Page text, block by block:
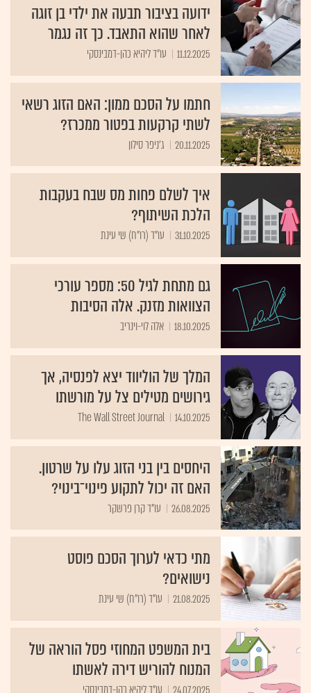
ידועה בציבור תבעה את ילדי בן זוגה
לאחר שהוא התאבד. כך זה נגמר
11.12.2025 עו"ד ליהיא כהן-דמבינסקי
חתמו על הסכם ממון: האם הזוג רשאי
לשתי קרקעות בפטור ממכרז?
20.11.2025 ג'ניפר סילון
איך לשלם פחות מס שבח בעקבות
הלכת השיתוף?
31.10.2025 עו"ד (רו"ח) שי עינת
גם מתחת לגיל 50: מספר עורכי
הצוואות מזנק. אלה הסיבות
18.10.2025 אלה לוי-וינריב
המלך של הוליווד יצא לפנסיה, אך
גירושים מטילים צל על מורשתו
14.10.2025
The Wall Street Journal
היחסים בין בני הזוג עלו על שרטון.
האם זה יכול לתקוע פינוי־בינוי?
26.08.2025 עו"ד קרן פרשקר
מתי כדאי לערוך הסכם פוסט
נישואים?
21.08.2025 עו"ד (רו"ח) שי עינת
בית המשפט המחוזי פסל הוראה של
המנוח להוריש דירה לאשתו